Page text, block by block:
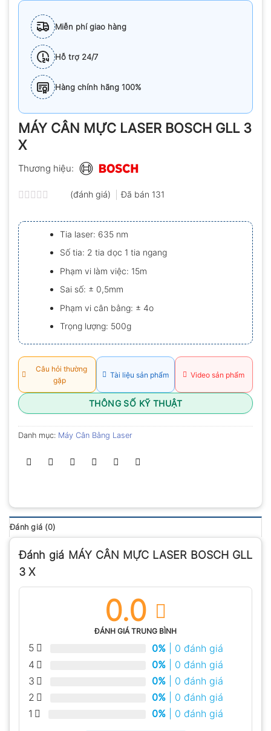
Miễn phí giao hàng
Hỗ trợ 24/7
Hàng chính hãng 100%
MÁY CÂN MỰC LASER BOSCH GLL 3
X
Thương hiệu:
xếp
hạng
0.0
5
sao
(đánh giá) Đã bán 131
Tia laser: 635 nm
Số tia: 2 tia dọc 1 tia ngang
Phạm vi làm việc: 15m
Sai số: ± 0,5mm
Phạm vi cân bằng: ± 4o
Trọng lượng: 500g
Câu hỏi thường
gặp
Tài liệu sản phẩm Video sản phẩm
THÔNG SỐ KỸ THUẬT
Danh mục: Máy Cân Bằng Laser
Đánh giá (0)
Đánh giá MÁY CÂN MỰC LASER BOSCH GLL
3 X
0.0
ĐÁNH GIÁ TRUNG BÌNH
5 0% | 0 đánh giá
4
0% | 0 đánh giá
3
0% | 0 đánh giá
2
0% | 0 đánh giá
1
0% | 0 đánh giá